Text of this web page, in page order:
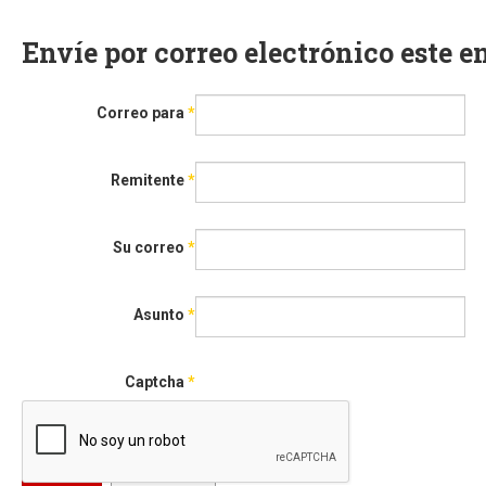
Envíe por correo electrónico este
Correo para *
Remitente*
Su correo *
Asunto *
Captcha *